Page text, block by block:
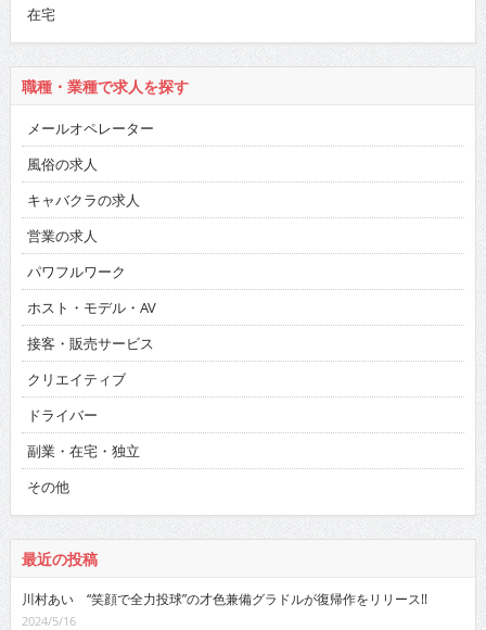
在宅
職種・業種で求人を探す
メールオペレーター
風俗の求人
キャバクラの求人
営業の求人
パワフルワーク
ホスト・モデル・AV
接客・販売サービス
クリエイティブ
ドライバー
副業・在宅・独立
その他
最近の投稿
川村あい “笑顔で全力投球”の才色兼備グラドルが復帰作をリリース!!
2024/5/16